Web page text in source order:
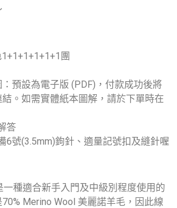
團
預設為電子版 (PDF)，付款成功後將
。如需實體紙本圖解，請於下單時在
答
6號(3.5mm)鉤針、適量記號扣及縫針喔
一種適合新手入門及中級別程度使用的
Merino Wool 美麗諾羊毛，因此線